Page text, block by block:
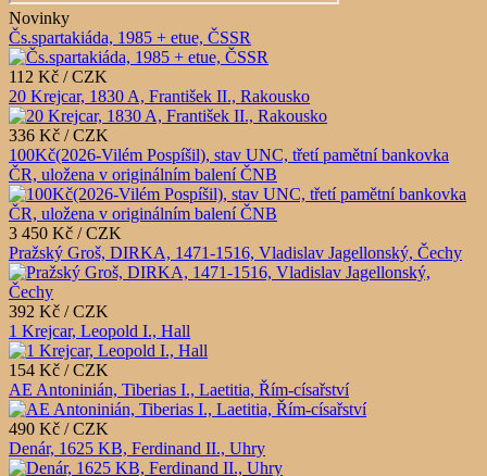
Novinky
Čs.spartakiáda, 1985 + etue, ČSSR
112 Kč / CZK
20 Krejcar, 1830 A, František II., Rakousko
336 Kč / CZK
100Kč(2026-Vilém Pospíšil), stav UNC, třetí pamětní bankovka
ČR, uložena v originálním balení ČNB
3 450 Kč / CZK
Pražský Groš, DIRKA, 1471-1516, Vladislav Jagellonský, Čechy
392 Kč / CZK
1 Krejcar, Leopold I., Hall
154 Kč / CZK
AE Antoninián, Tiberias I., Laetitia, Řím-císařství
490 Kč / CZK
Denár, 1625 KB, Ferdinand II., Uhry